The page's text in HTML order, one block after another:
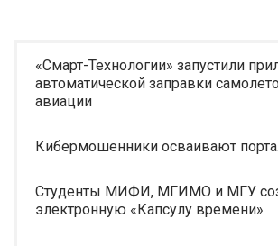
«Смарт-Технологии» запустили
автоматической заправки
авиации
Кибермошенники осваивают
Студенты МИФИ, МГИМО и МГУ
электронную «Капсулу времени»